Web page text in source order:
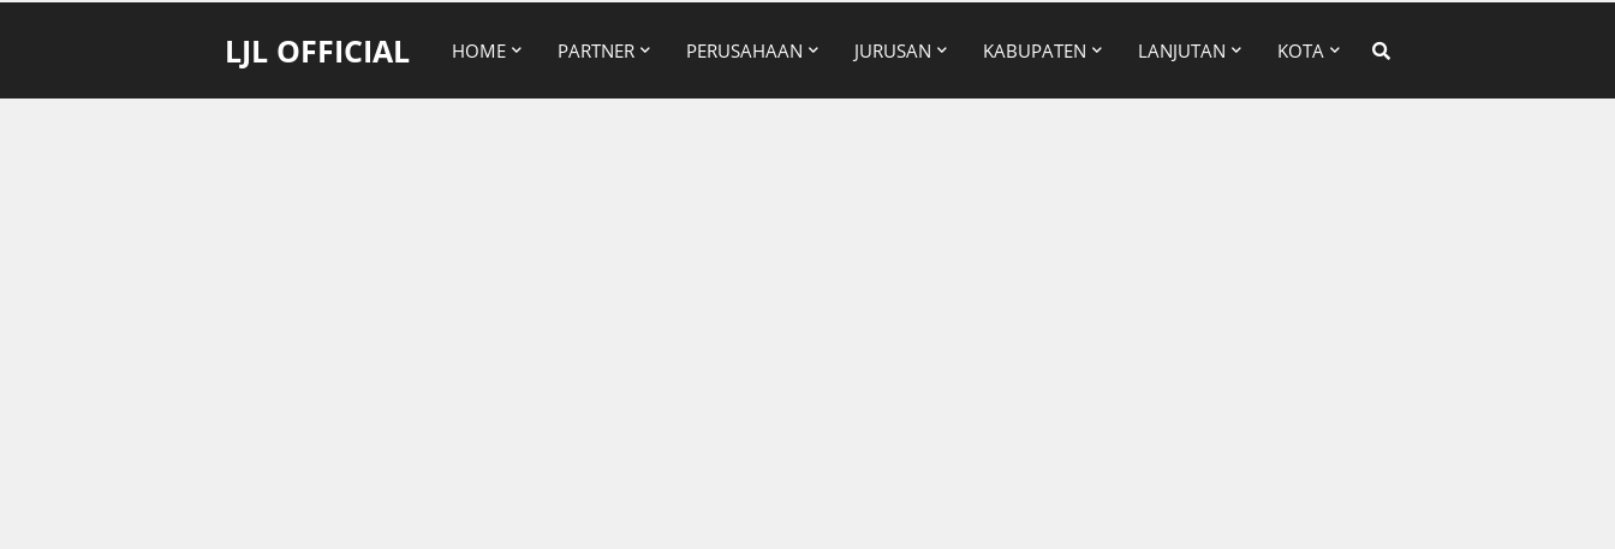
LJL OFFICIAL HOME PARTNER PERUSAHAAN JURUSAN KABUPATEN LANJUTAN KOTA